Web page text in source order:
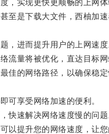
实现更快更顺畅的上网体
是下载大文件，西柚加速
进而提升用户的上网速度
量将被优化，直达目标网
的网络路径，以确保稳定
享受网络加速的便利。
速解决网络速度慢的问题
提升您的网络速度，让您